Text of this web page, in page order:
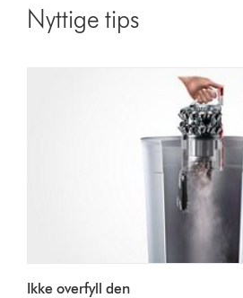
Nyttige tips
Ikke overfyll den